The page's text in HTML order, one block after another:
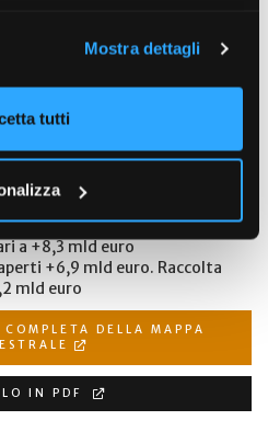
Mostra dettagli
tutti
gennaio e marzo, i fondi chiusi
deflussi per 2,8 mld
a +8,3 mld euro
+6,9 mld euro. Raccolta
mld euro
DELLA MAPPA
IN PDF